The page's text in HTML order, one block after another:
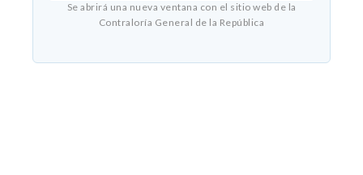
Se abrirá una nueva ventana con el sitio web de la
Contraloría General de la República